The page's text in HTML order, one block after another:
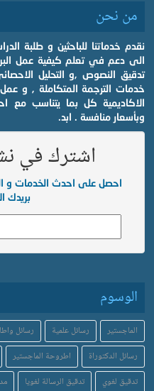
من نحن
نقدم خدماتنا للباحثين و طلبة
الى دعم في تعلم كيفية عمل
تدقيق النصوص ,و التحليل
خدمات الترجمة المتكاملة , و عمل
الاكاديمية كل بما يتناسب مع
وبأسعار منافسة . ابد.
اشترك في
احصل على احدث الخدمات و
بريدك
الوسوم
الماجستير رسائل علمية رسائل
رسائل الدكتوراة
اطروحة الماجستير
تدقيق لغوي
تدقيق الرسالة لغويا